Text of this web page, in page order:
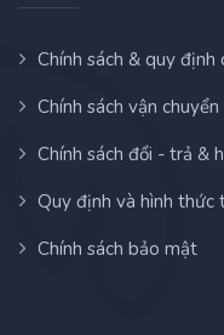
Chính sách & quy định
Chính sách vận
Chính sách đổi - trả &
Quy định và hình thức
Chính sách bảo mật